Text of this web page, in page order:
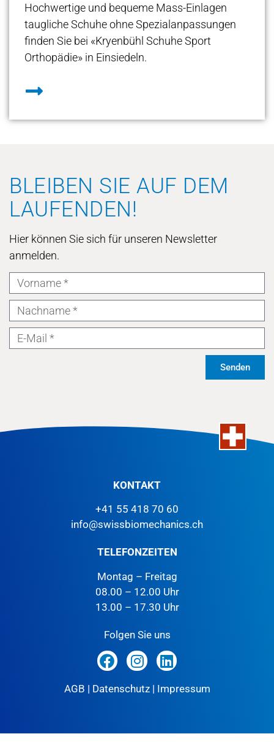
Hochwertige und bequeme Mass-Einlagen
taugliche Schuhe ohne Spezialanpassungen
finden Sie bei «Kryenbühl Schuhe Sport
Orthopädie» in Einsiedeln.
BLEIBEN SIE AUF DEM
LAUFENDEN!
Hier können Sie sich für unseren Newsletter
anmelden.
Senden
KONTAKT
+41 55 418 70 60
info@swissbiomechanics.ch
TELEFONZEITEN
Montag – Freitag
08.00 – 12.00 Uhr
13.00 – 17.30 Uhr
Folgen Sie uns
AGB | Datenschutz| Impressum